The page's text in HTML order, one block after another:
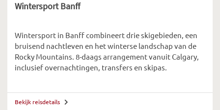
Wintersport Banff
Wintersport in Banff combineert drie skigebieden, een
bruisend nachtleven en het winterse landschap van de
Rocky Mountains. 8-daags arrangement vanuit Calgary,
inclusief overnachtingen, transfers en skipas.
Bekijk reisdetails